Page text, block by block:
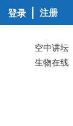
登录 注册
空中讲坛
生物在线